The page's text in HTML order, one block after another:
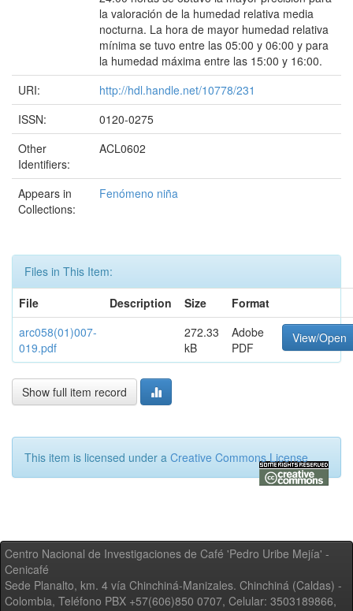
la valoración de la humedad relativa media
nocturna. La hora de mayor humedad relativa
mínima se tuvo entre las 05:00 y 06:00 y para
la humedad máxima entre las 15:00 y 16:00.
URI:
http://hdl.handle.net/10778/231
ISSN:
0120-0275
Other
Identifiers:
ACL0602
Appears in
Collections:
Fenómeno niña
Files in This Item:
File
Description Size
Format
arc058(01)007-
019.pdf
272.33
kB
Adobe
PDF
View/Open
Show full item record
This item is licensed under a Creative Commons License
Centro Nacional de Investigaciones de Café 'Pedro Uribe Mejía' -
Cenicafé
Sede Planalto, km. 4 vía Chinchiná-Manizales. Chinchiná (Caldas) -
Colombia, Teléfono PBX +57(606)850 0707, Celular: 3503189866,